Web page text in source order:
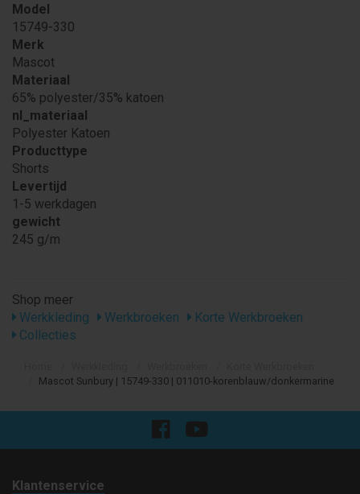
Model
15749-330
Merk
Mascot
Materiaal
65% polyester/35% katoen
nl_materiaal
Polyester Katoen
Producttype
Shorts
Levertijd
1-5 werkdagen
gewicht
245 g/m
Shop meer
Werkkleding
Werkbroeken
Korte Werkbroeken
Collecties
Mascot Sunbury | 15749-330 | 011010-korenblauw/donkermarine
Klantenservice